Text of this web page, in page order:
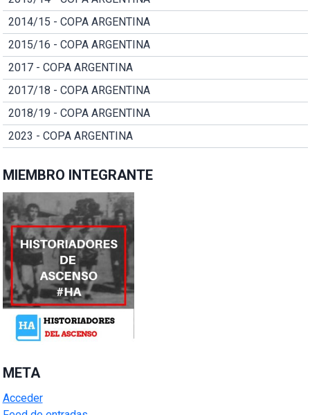
2014/15 - COPA ARGENTINA
2015/16 - COPA ARGENTINA
2017 - COPA ARGENTINA
2017/18 - COPA ARGENTINA
2018/19 - COPA ARGENTINA
2023 - COPA ARGENTINA
MIEMBRO INTEGRANTE
META
Acceder